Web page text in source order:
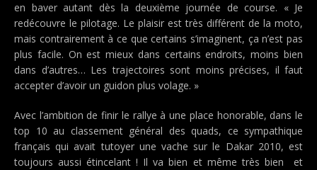
en baver autant dès la deuxième journée de course. « Je
redécouvre le pilotage. Le plaisir est très différent de la moto,
mais contrairement à ce que certains s’imaginent, ça n’est pas
plus facile. On est mieux dans certains endroits, moins bien
dans d’autres… Les trajectoires sont moins précises, il faut
accepter d’avoir un guidon plus volage. »
Avec l’ambition de finir le rallye à une place honorable, dans le
top 10 au classement général des quads, ce sympathique
français qui avait tutoyer une vache sur le Dakar 2010, est
toujours aussi étincelant ! Il va bien et même très bien et